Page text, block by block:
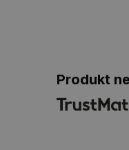
Produkt